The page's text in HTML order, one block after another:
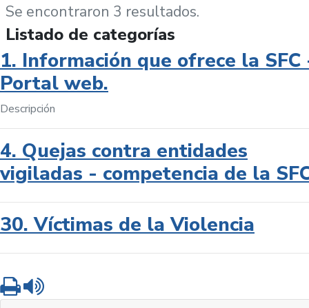
Se encontraron 3 resultados.
Listado de categorías
1. Información que ofrece la SFC
Portal web.
Descripción
4. Quejas contra entidades
vigiladas - competencia de la
30. Víctimas de la Violencia
Imprimir